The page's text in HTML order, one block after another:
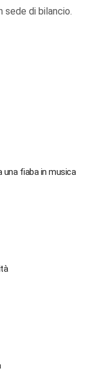
sede di bilancio.
una fiaba in musica